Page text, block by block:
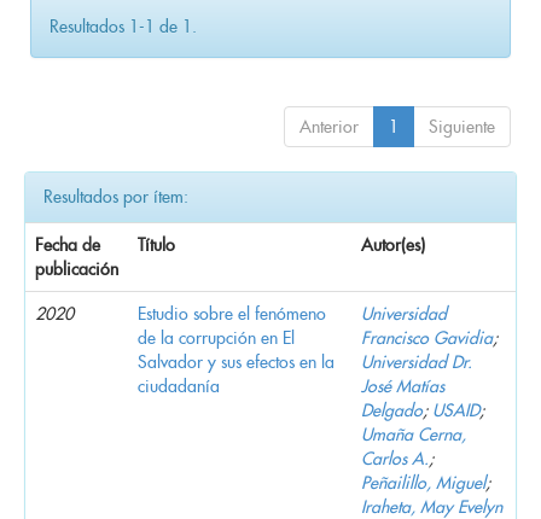
Resultados 1-1 de 1.
Anterior 1 Siguiente
Resultados por ítem:
Fecha de
publicación
Título Autor(es)
2020
Estudio sobre el fenómeno
de la corrupción en El
Salvador y sus efectos en la
ciudadanía
Universidad
Francisco Gavidia;
Universidad Dr.
José Matías
Delgado; USAID;
Umaña Cerna,
Carlos A.;
Peñailillo, Miguel;
Iraheta, May Evelyn